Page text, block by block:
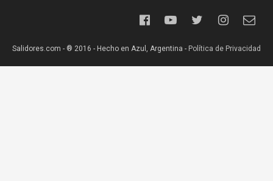
Salidores.com - ® 2016 - Hecho en Azul, Argentina - Política de Privacidad